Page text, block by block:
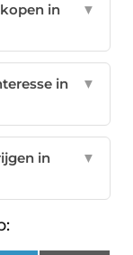
in
▼
in
▼
in
▼